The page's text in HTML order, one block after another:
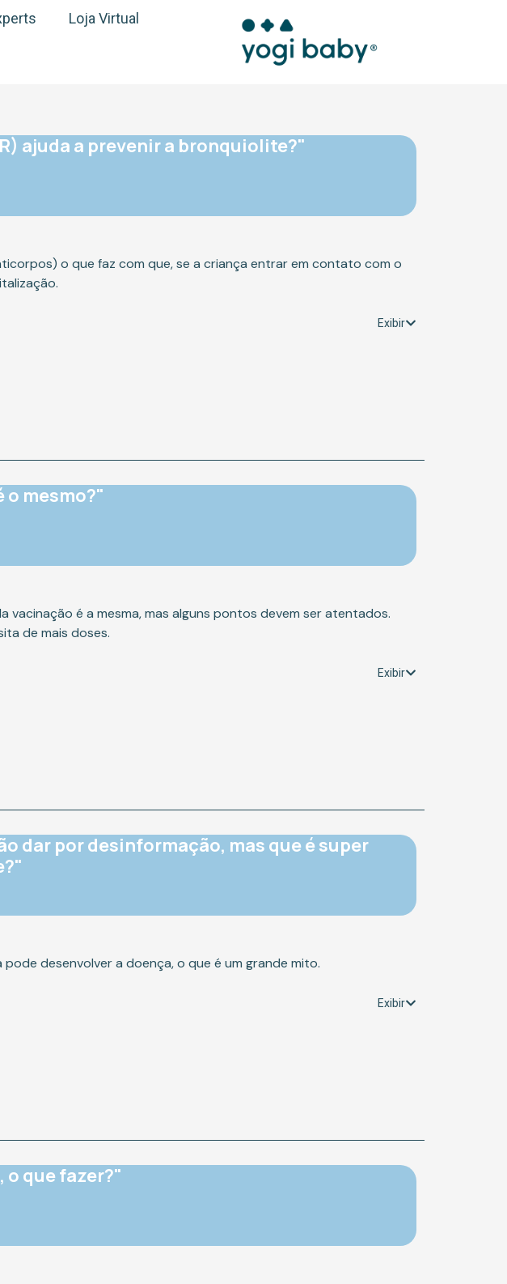
Loja Virtual
ajuda a prevenir a bronquiolite?"
o que faz com que, se a criança entrar em contato com o
Exibir
o mesmo?"
é a mesma, mas alguns pontos devem ser atentados.
de mais doses.
Exibir
dar por desinformação, mas que é super
desenvolver a doença, o que é um grande mito.
Exibir
o que fazer?"